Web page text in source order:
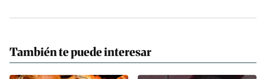
También te puede interesar